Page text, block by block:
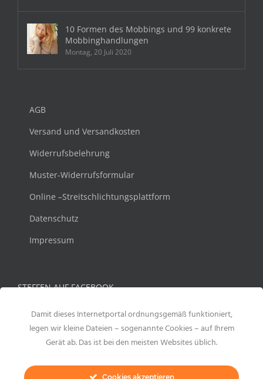
10 Formen des Mobbings und 99 konkrete
Mobbinghandlungen
Montag, 20 Juli 2020
AGB
Versand und Versandkosten
Widerrufsbelehrung
Muster-Widerrufsformular
Online –Streitschlichtungsplattform
Datenschutz
Impressum
STEFFEN AUF FACEBOOK
Damit dieses Internetportal ordnungsgemäß funktioniert,
legen wir kleine Dateien – sogenannte Cookies – auf Ihrem
Gerät ab. Das ist bei den meisten Websites üblich.
Cookies akzeptieren